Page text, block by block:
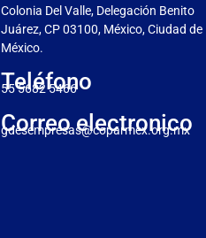
Colonia Del Valle, Delegación Benito
Juárez, CP 03100, México, Ciudad de
México.
Teléfono
55 5682 5466
Correo electronico
gdesempresas@coparmex.org.mx